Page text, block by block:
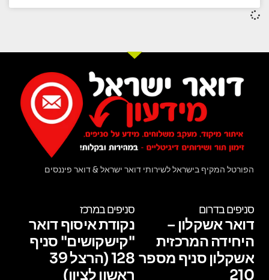
הפורטל המקיף בישראל לשירותי דואר ישראל & דואר פיננסים
סניפים בדרום
דואר אשקלון –
היחידה המרכזית
אשקלון סניף מספר
210
סניפים במרכז
נקודת איסוף דואר
"קישקושים" סניף
128 (הרצל 39
ראשון לציון)